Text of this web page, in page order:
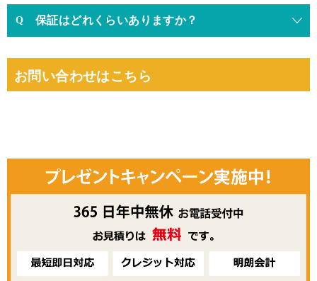
保証はどれくらいありますか？
お問い合わせはこちら